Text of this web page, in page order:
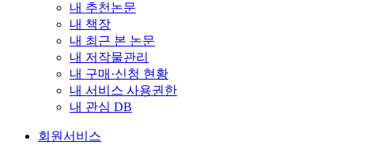
내 추천논문
내 책장
내 최근 본 논문
내 저작물관리
내 구매·신청 현황
내 서비스 사용권한
내 관심 DB
회원서비스